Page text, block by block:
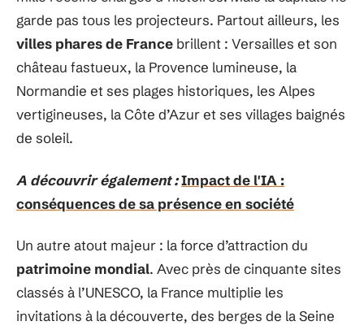
garde pas tous les projecteurs. Partout ailleurs, les
villes phares de France brillent : Versailles et son
château fastueux, la Provence lumineuse, la
Normandie et ses plages historiques, les Alpes
vertigineuses, la Côte d’Azur et ses villages baignés
de soleil.
A découvrir également :Impact de l'IA :
conséquences de sa présence en société
Un autre atout majeur : la force d’attraction du
patrimoine mondial. Avec près de cinquante sites
classés à l’UNESCO, la France multiplie les
invitations à la découverte, des berges de la Seine